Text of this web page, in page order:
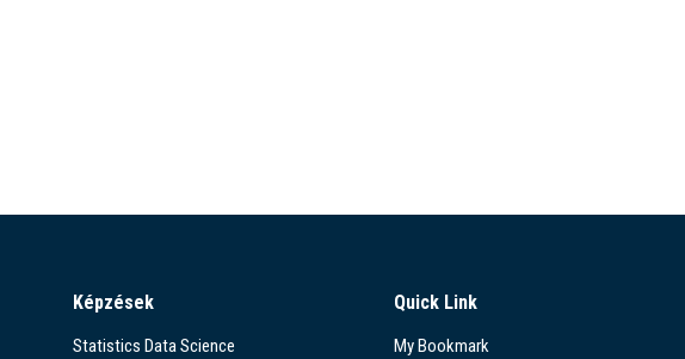
Képzések
Statistics Data Science
Quick Link
My Bookmark